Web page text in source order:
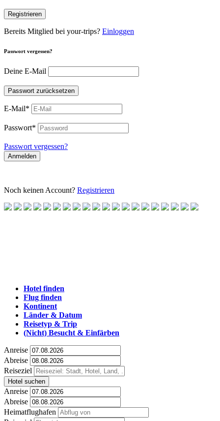
Registrieren
Bereits Mitglied bei your-trips? Einloggen
Passwort vergessen?
Deine E-Mail
Passwort zurücksetzen
E-Mail*
Passwort*
Passwort vergessen?
Anmelden
Noch keinen Account? Registrieren
Hotel finden
Flug finden
Kontinent
Länder & Datum
Reisetyp & Trip
(Nicht) Besucht & Einfärben
Anreise
Abreise
Reiseziel
Hotel suchen
Anreise
Abreise
Heimatflughafen